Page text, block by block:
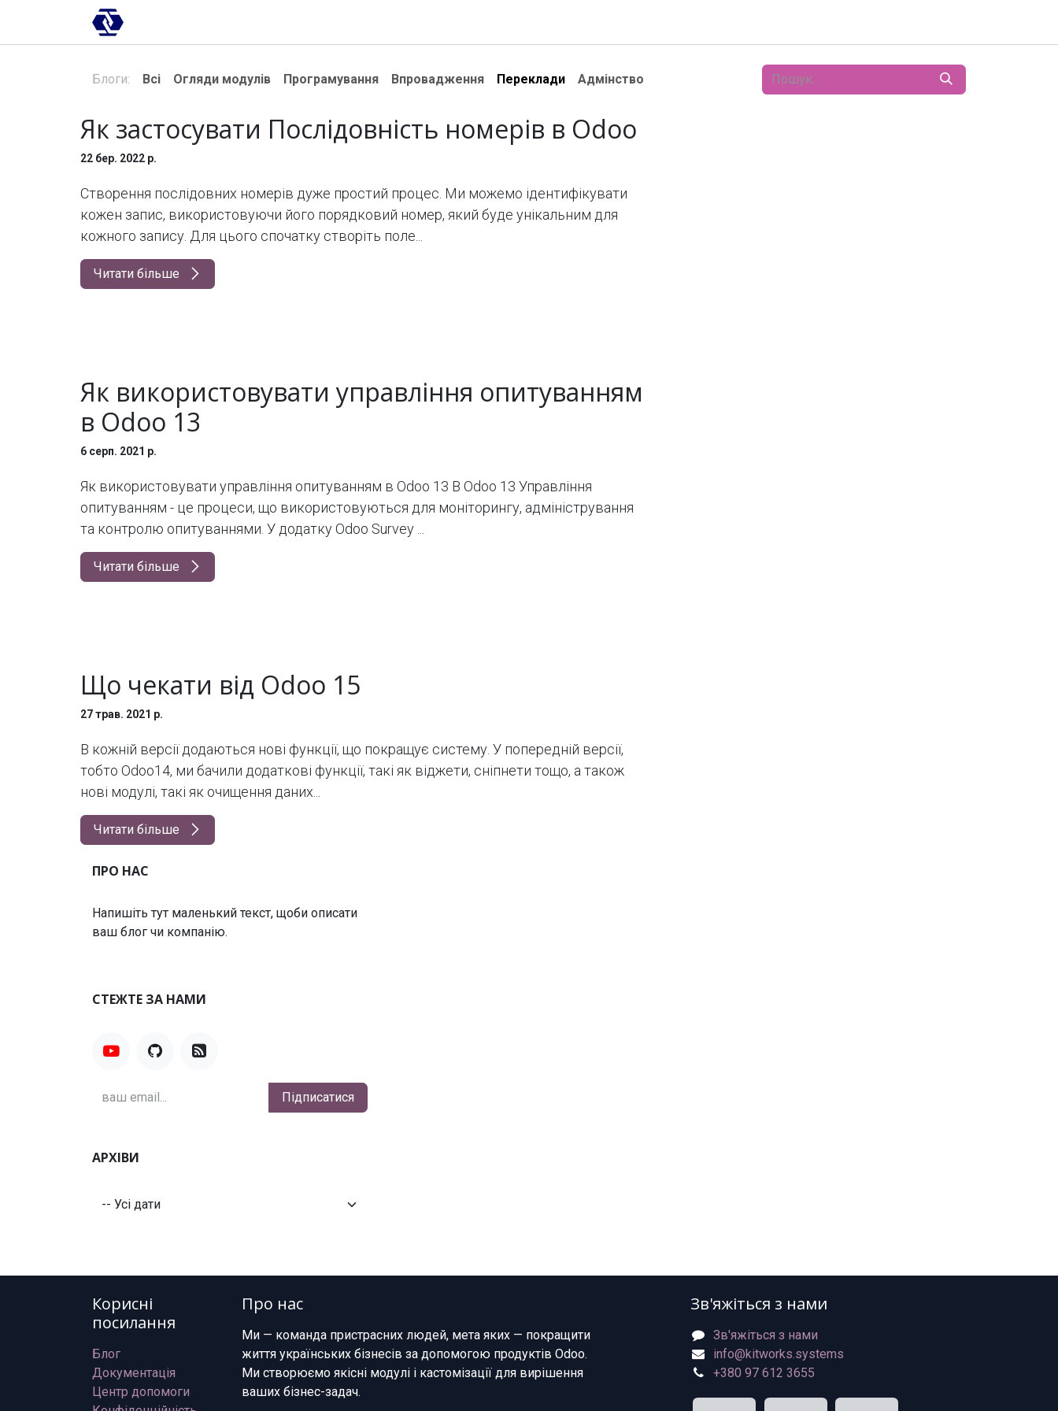
Блоги: Всі Огляди модулів Програмування Впровадження Переклади Адмінство
Як застосувати Послідовність номерів в Odoo
22 бер. 2022 р.
Створення послідовних номерів дуже простий процес. Ми можемо ідентифікувати
кожен запис, використовуючи його порядковий номер, який буде унікальним для
кожного запису. Для цього спочатку створіть поле...
Читати більше
Як використовувати управління опитуванням
в Odoo 13
6 серп. 2021 р.
Як використовувати управління опитуванням в Odoo 13 В Odoo 13 Управління
опитуванням - це процеси, що використовуються для моніторингу, адміністрування
та контролю опитуваннями. У додатку Odoo Survey ...
Читати більше
Що чекати від Odoo 15
27 трав. 2021 р.
В кожній версії додаються нові функції, що покращує систему. У попередній версії,
тобто Odoo14, ми бачили додаткові функції, такі як віджети, сніпнети тощо, а також
нові модулі, такі як очищення даних...
Читати більше
ПРО НАС
Напишіть тут маленький текст, щоби описати
ваш блог чи компанію.
СТЕЖТЕ ЗА НАМИ
Підписатися
АРХІВИ
Корисні
посилання
Блог
Документація
Центр допомоги
Про нас
Ми — команда пристрасних людей, мета яких — покращити
життя українських бізнесів за допомогою продуктів Odoo.
Ми створюємо якісні модулі і кастомізації для вирішення
ваших бізнес-задач.
Зв'яжіться з нами
Зв'яжіться з нами
info@kitworks.systems
+380 97 612 3655